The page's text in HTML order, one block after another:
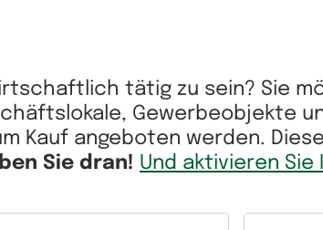
tätig zu sein? Sie
Gewerbeobjekte
Kauf angeboten werden.
Sie dran! Und aktivieren